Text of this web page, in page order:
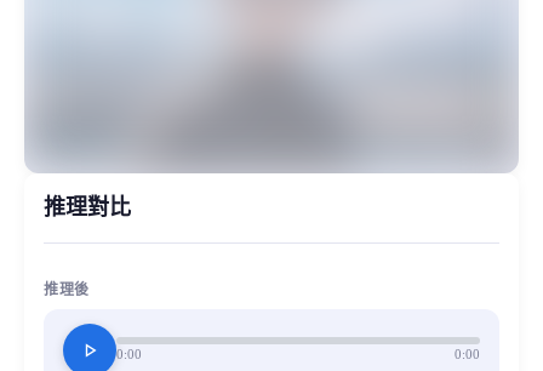
推理對比
推理後
play_arrow 0:00 0:00